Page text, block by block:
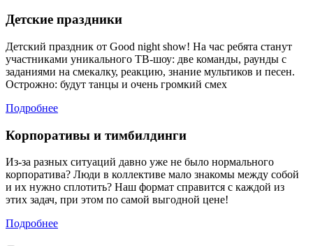
Детские праздники
Детский праздник от Good night show! На час ребята станут
участниками уникального ТВ-шоу: две команды, раунды с
заданиями на смекалку, реакцию, знание мультиков и песен.
Острожно: будут танцы и очень громкий смех
Подробнее
Корпоративы и тимбилдинги
Из-за разных ситуаций давно уже не было нормального
корпоратива? Люди в коллективе мало знакомы между собой
и их нужно сплотить? Наш формат справится с каждой из
этих задач, при этом по самой выгодной цене!
Подробнее